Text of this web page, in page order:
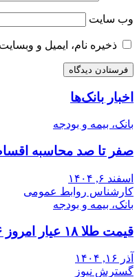
وب‌ سایت
ذخیره نام، ایمیل و
اخبار بانک‌ها
بانک، بیمه و بودجه
صفر تا صد محاسبه
اسفند ۶, ۱۴۰۴
کارشناس روابط عمومی
بانک، بیمه و بودجه
قیمت طلا ۱۸ عیار امروز ۱۶ آذر اعلام شد + جدول
آذر ۱۶, ۱۴۰۴
گسترش نیوز